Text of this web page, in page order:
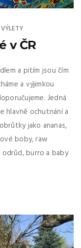
v ČR
a pitím jsou čím
a výjimkou
Jedná
hlavně ochutnání a
jako ananas,
boby, raw
odrůd, burro a baby